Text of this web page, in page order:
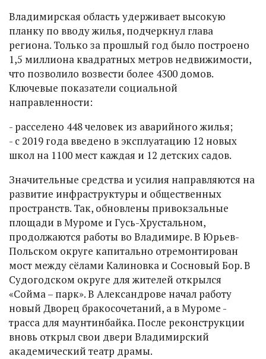
Владимирская область удерживает высокую
планку по вводу жилья, подчеркнул глава
региона. Только за прошлый год было построено
1,5 миллиона квадратных метров недвижимости,
что позволило возвести более 4300 домов.
Ключевые показатели социальной
направленности:
- расселено 448 человек из аварийного жилья;
- с 2019 года введено в эксплуатацию 12 новых
школ на 1100 мест каждая и 12 детских садов.
Значительные средства и усилия направляются на
развитие инфраструктуры и общественных
пространств. Так, обновлены привокзальные
площади в Муроме и Гусь-Хрустальном,
продолжаются работы во Владимире. В Юрьев-
Польском округе капитально отремонтирован
мост между сёлами Калиновка и Сосновый Бор. В
Судогодском округе для жителей открылся
«Сойма – парк». В Александрове начал работу
новый Дворец бракосочетаний, а в Муроме -
трасса для маунтинбайка. После реконструкции
вновь открыл свои двери Владимирский
академический театр драмы.